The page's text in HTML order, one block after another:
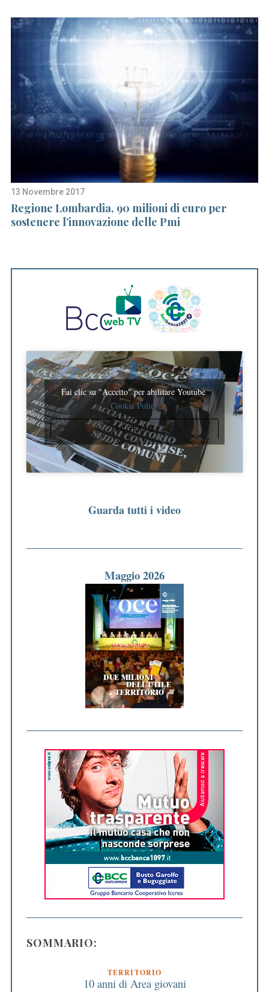
13 Novembre 2017
Regione Lombardia, 90 milioni di euro per
sostenere l’innovazione delle Pmi
Fai clic su "Accetto" per abilitare Youtube
Cookie Policy
ACCETTO
Guarda tutti i video
Maggio 2026
SOMMARIO:
TERRITORIO
10 anni di Area giovani